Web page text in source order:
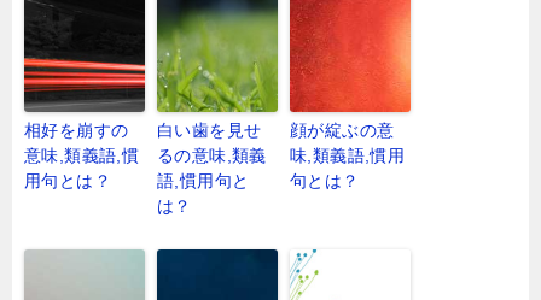
相好を崩すの
意味,類義語,慣
用句とは？
白い歯を見せ
るの意味,類義
語,慣用句と
は？
顔が綻ぶの意
味,類義語,慣用
句とは？